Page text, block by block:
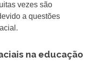
vezes são
a questões
na educação